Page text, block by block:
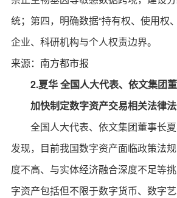
统；第四，明确数据“持有权、使用权
企业、科研机构与个人权责边界。
来源：南方都市报
2.夏华 全国人大代表、依文集团
加快制定数字资产交易相关法律
全国人大代表、依文集团董事长夏
发现，目前我国数字资产面临政策法
度不高、与实体经济融合深度不足等
字资产包括但不限于数字货币、数字